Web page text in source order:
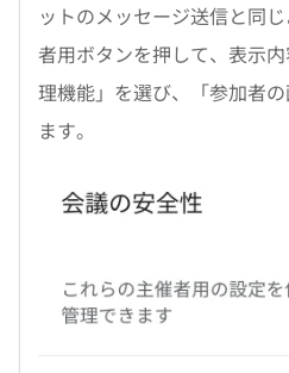
ットのメッセージ送信と同
者用ボタンを押して、表示
理機能」を選び、「参加者
ます。